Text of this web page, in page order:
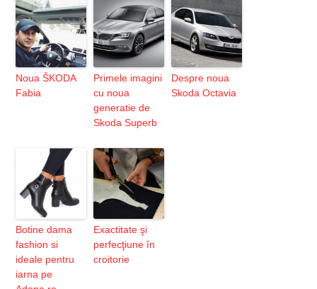
Noua ŠKODA
Fabia
Primele imagini
cu noua
generatie de
Skoda Superb
Despre noua
Skoda Octavia
Botine dama
fashion si
ideale pentru
iarna pe
Exactitate şi
perfecţiune în
croitorie